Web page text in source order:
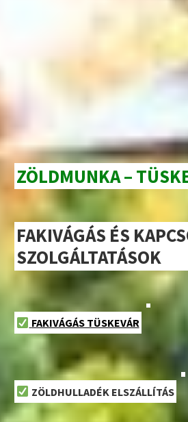
ZÖLDMUNKA –
FAKIVÁGÁS ÉS
SZOLGÁLTATÁSOK
FAKIVÁGÁS TÜSKEVÁR
ZÖLDHULLADÉK ELSZÁLLÍTÁS